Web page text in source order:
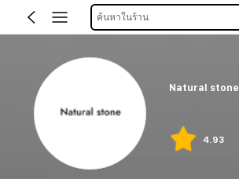
ค้นหาในร้าน
Natural stone
4.93